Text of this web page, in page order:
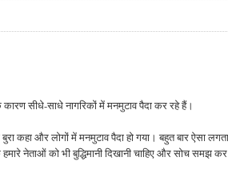
कारण सीधे-साधे नागरिकों में मनमुटाव पैदा कर रहे हैं।
कहा और लोगों में मनमुटाव पैदा हो गया। बहुत बार ऐसा
नेताओं को भी बुद्धिमानी दिखानी चाहिए और सोच समझ कर